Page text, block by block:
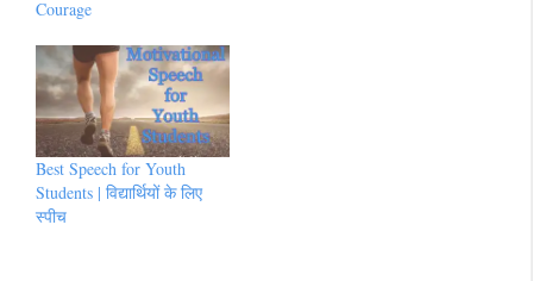
Courage
Best Speech for Youth
Students | विद्यार्थियों के लिए
स्पीच